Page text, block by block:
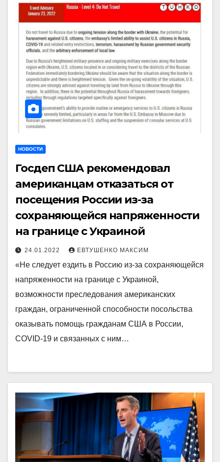
НОВОСТИ
Госдеп США рекомендовал
американцам отказаться от
посещения России из-за
сохраняющейся напряженности
на границе с Украиной
24.01.2022 ЕВТУШЕНКО МАКСИМ
«Не следует ездить в Россию из-за сохраняющейся
напряженности на границе с Украиной,
возможности преследования американских
граждан, ограниченной способности посольства
оказывать помощь гражданам США в России,
COVID-19 и связанных с ним…